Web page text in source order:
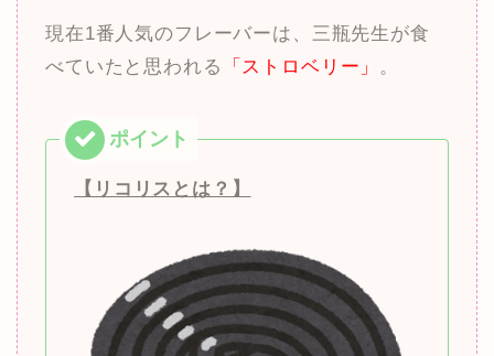
現在1番人気のフレーバーは、三瓶先生が食
べていたと思われる
「ストロベリー」 。
【リコリスとは？】